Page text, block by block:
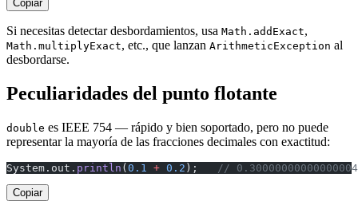
Copiar
Si necesitas detectar desbordamientos, usa Math.addExact,
Math.multiplyExact, etc., que lanzan ArithmeticException al
desbordarse.
Peculiaridades del punto flotante
double es IEEE 754 — rápido y bien soportado, pero no puede
representar la mayoría de las fracciones decimales con exactitud:
System.out. println (0.1 + 0.2 ); // 0.30000000000000004
Copiar